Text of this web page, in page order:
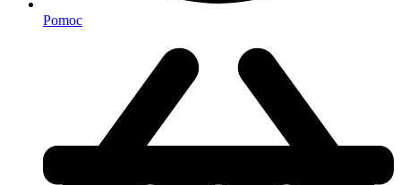
Pomoc